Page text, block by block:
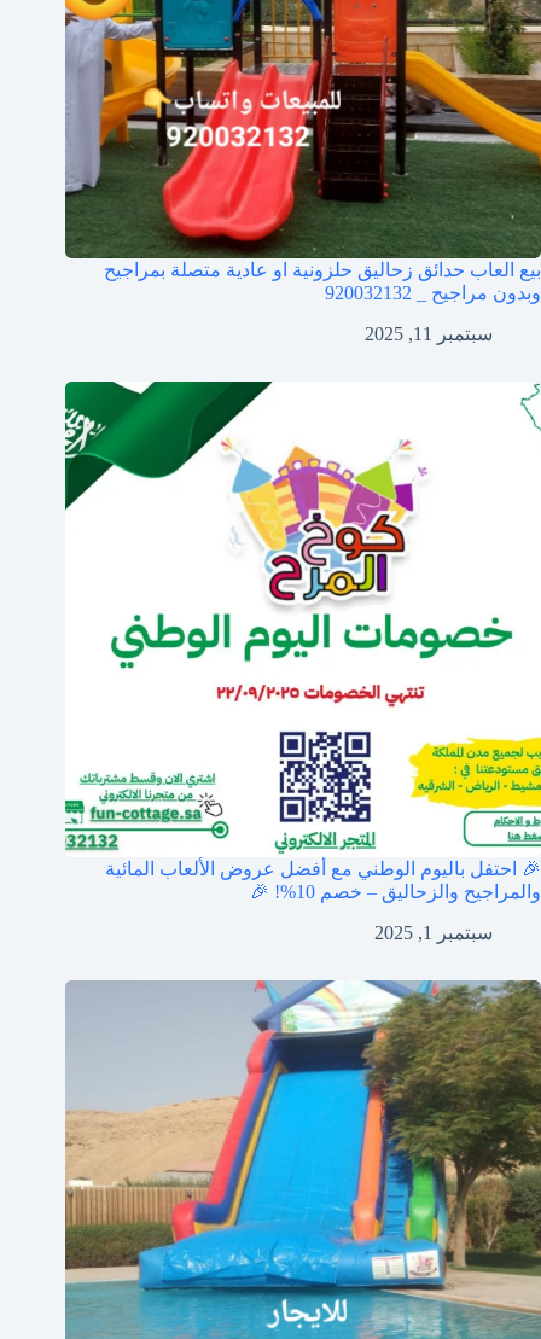
بيع العاب حدائق زحاليق حلزونية او عادية متصلة بمراجيح
وبدون مراجيح _ 920032132
سبتمبر 11, 2025
🎉 احتفل باليوم الوطني مع أفضل عروض الألعاب المائية
والمراجيح والزحاليق – خصم 10%! 🎉
سبتمبر 1, 2025